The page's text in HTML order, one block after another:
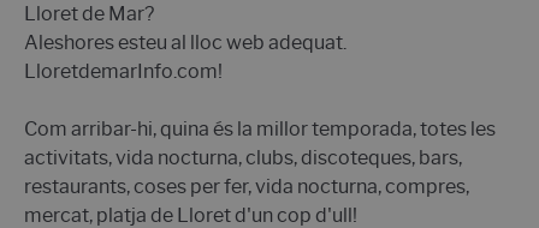
Lloret de Mar?
Aleshores esteu al lloc web adequat.
LloretdemarInfo.com!
Com arribar-hi, quina és la millor temporada, totes les
activitats, vida nocturna, clubs, discoteques, bars,
restaurants, coses per fer, vida nocturna, compres,
mercat, platja de Lloret d'un cop d'ull!